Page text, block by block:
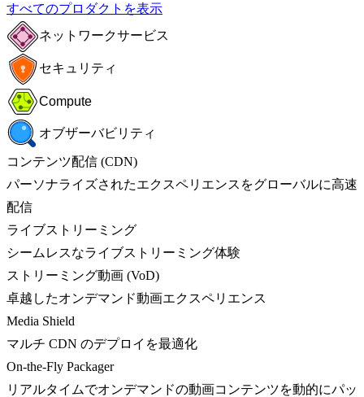
すべてのプロダクトを表示
ネットワークサービス
セキュリティ
Compute
オブザーバビリティ
コンテンツ配信 (CDN)
パーソナライズされたエクスペリエンスをグローバルに高速
配信
ライブストリーミング
シームレスなライブストリーミング体験
ストリーミング動画 (VoD)
卓越したオンデマンド動画エクスペリエンス
Media Shield
マルチ CDN のデプロイを最適化
On-the-Fly Packager
リアルタイムでオンデマンドの動画コンテンツを動的にパッ